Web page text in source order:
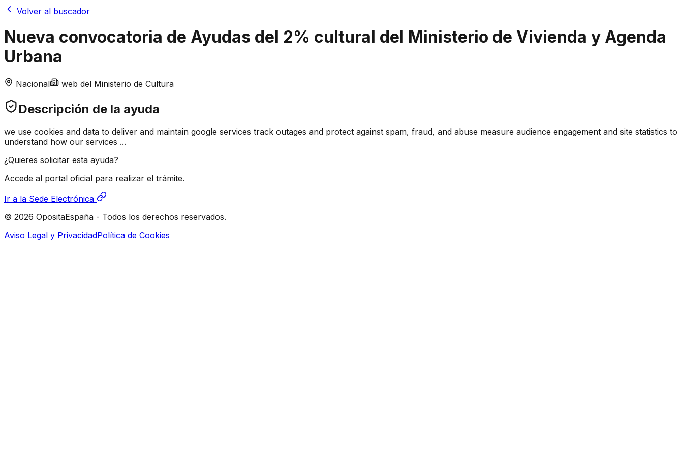
Volver al buscador
Nueva convocatoria de Ayudas del 2% cultural del Ministerio de Vivienda y Agenda
Urbana
Nacional web del Ministerio de Cultura
Descripción de la ayuda
we use cookies and data to deliver and maintain google services track outages and protect against spam, fraud, and abuse measure audience engagement and site statistics to
understand how our services ...
¿Quieres solicitar esta ayuda?
Accede al portal oficial para realizar el trámite.
Ir a la Sede Electrónica
© 2026 OpositaEspaña - Todos los derechos reservados.
Aviso Legal y PrivacidadPolítica de Cookies